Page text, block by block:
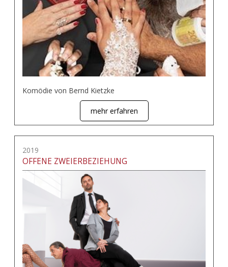
Komödie von Bernd Kietzke
mehr erfahren
2019
OFFENE ZWEIERBEZIEHUNG